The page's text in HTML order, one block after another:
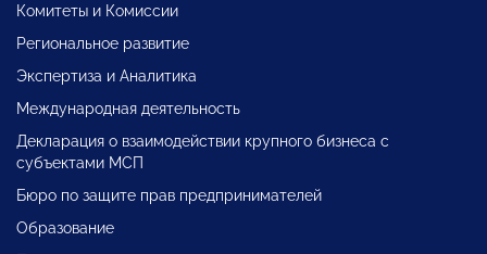
Комитеты и Комиссии
Региональное развитие
Экспертиза и Аналитика
Международная деятельность
Декларация о взаимодействии крупного бизнеса с
субъектами МСП
Бюро по защите прав предпринимателей
Образование